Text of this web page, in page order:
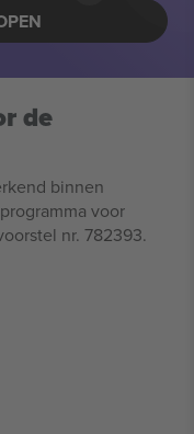
de
binnen
voor
nr. 782393.